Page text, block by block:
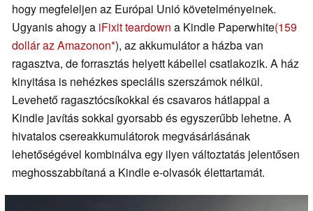
hogy megfeleljen az Európai Unió követelményeinek.
Ugyanis ahogy a iFixit teardown a Kindle Paperwhite(159
dollár az Amazonon ), az akkumulátor a házba van
ragasztva, de forrasztás helyett kábellel csatlakozik. A ház
kinyitása is nehézkes speciális szerszámok nélkül.
Levehető ragasztócsíkokkal és csavaros hátlappal a
Kindle javítás sokkal gyorsabb és egyszerűbb lehetne. A
hivatalos csereakkumulátorok megvásárlásának
lehetőségével kombinálva egy ilyen változtatás jelentősen
meghosszabbítaná a Kindle e-olvasók élettartamát.